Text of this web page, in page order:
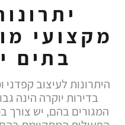
מקצועי
בתים
היתרונות לעיצוב
בדירות יוקרה הינה
המגורים בהם, יש צורך